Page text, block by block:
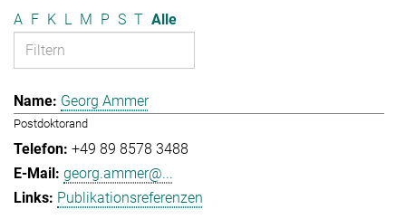
A F K L M P S T Alle
Georg Ammer
Postdoktorand
+49 89 8578 3488
georg.ammer@...
Publikationsreferenzen